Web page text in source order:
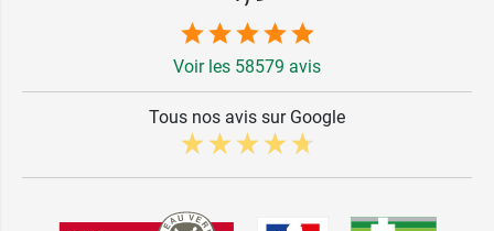
Voir les 58579 avis
Tous nos avis sur Google